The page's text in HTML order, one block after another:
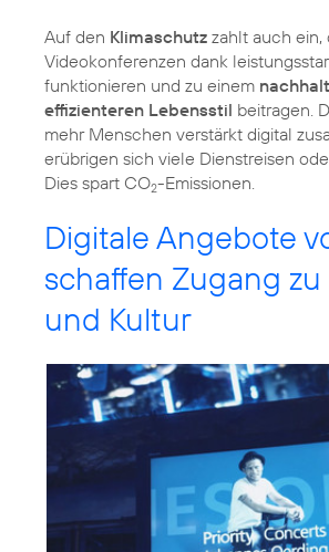
Auf den Klimaschutz zahlt auch ein,
Videokonferenzen dank
funktionieren und zu einem
effizienteren Lebensstil beitragen.
mehr Menschen verstärkt digital
erübrigen sich viele Dienstreisen
Dies spart CO2
Digitale Angebote
schaffen Zugang
und Kultur